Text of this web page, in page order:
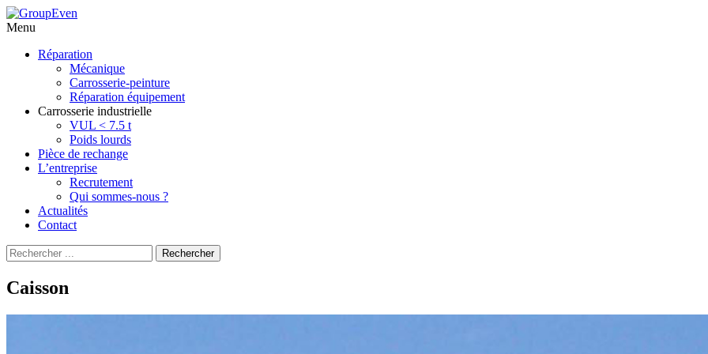
Menu
Réparation
Mécanique
Carrosserie-peinture
Réparation équipement
Carrosserie industrielle
VUL < 7.5 t
Poids lourds
Pièce de rechange
L’entreprise
Recrutement
Qui sommes-nous ?
Actualités
Contact
Recherche
pour
Rechercher
Caisson